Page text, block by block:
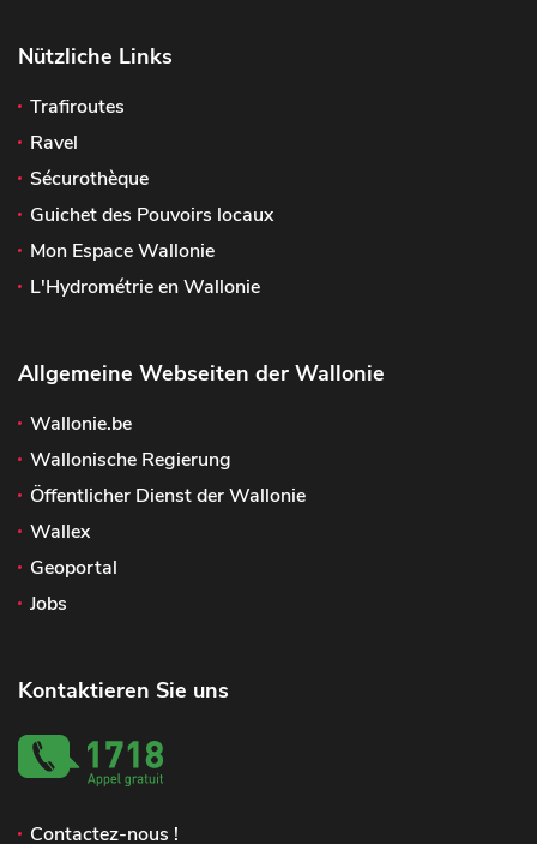
Nützliche Links
Trafiroutes
Ravel
Sécurothèque
Guichet des Pouvoirs locaux
Mon Espace Wallonie
L'Hydrométrie en Wallonie
Allgemeine Webseiten der Wallonie
Wallonie.be
Wallonische Regierung
Öffentlicher Dienst der Wallonie
Wallex
Geoportal
Jobs
Kontaktieren Sie uns
Contactez-nous !